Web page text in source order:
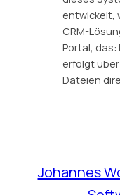
entwickelt,
CRM-
Portal,
erfolgt
Dateien
Johannes